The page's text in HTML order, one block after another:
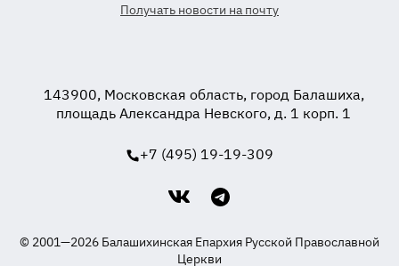
Получать новости на почту
143900, Московская область, город Балашиха,
площадь Александра Невского, д. 1 корп. 1
+7 (495) 19-19-309
© 2001—2026 Балашихинская Епархия Русской Православной
Церкви